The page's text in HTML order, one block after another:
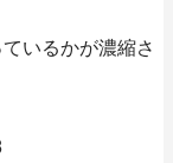
いるかが濃縮さ